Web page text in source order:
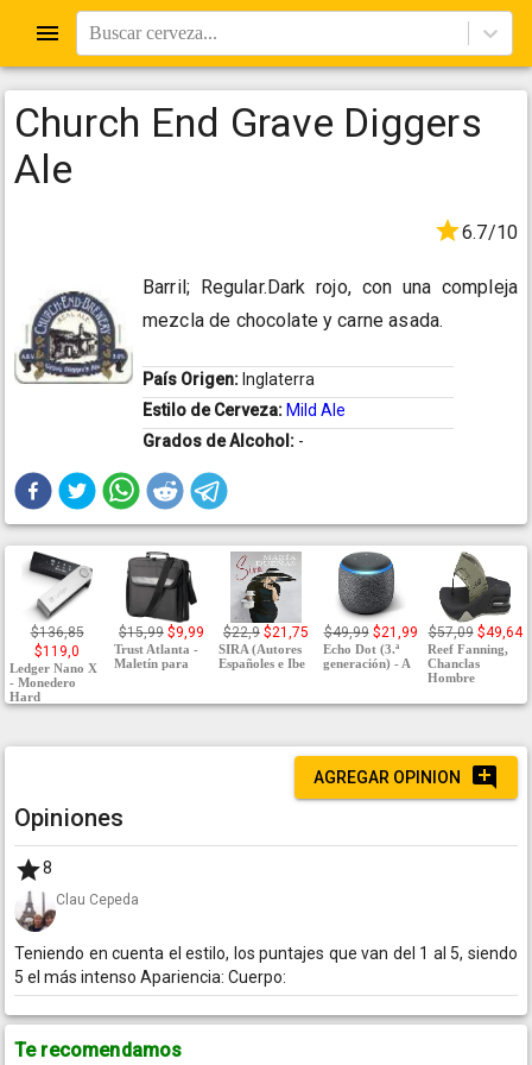
Buscar cerveza...
Church End Grave Diggers
Ale
6.7/10
Barril; Regular.Dark rojo, con una compleja
mezcla de chocolate y carne asada.
País Origen: Inglaterra
Estilo de Cerveza: Mild Ale
Grados de Alcohol: -
$136,85
$119,0
Ledger Nano X
- Monedero
Hard
$15,99 $9,99
Trust Atlanta -
Maletín para
$22,9 $21,75
SIRA (Autores
Españoles e Ibe
$49,99 $21,99
Echo Dot (3.ª
generación) - A
$57,09 $49,64
Reef Fanning,
Chanclas
Hombre
AGREGAR OPINION
Opiniones
8
Clau Cepeda
Teniendo en cuenta el estilo, los puntajes que van del 1 al 5, siendo
5 el más intenso Apariencia: Cuerpo:
Te recomendamos